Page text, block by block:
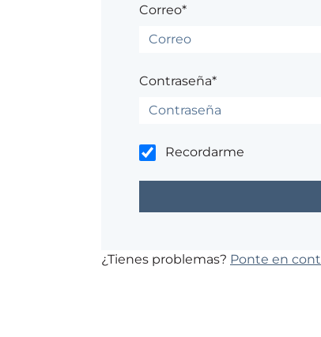
Correo*
Contraseña*
Recordarme
¿Tienes problemas? Ponte en